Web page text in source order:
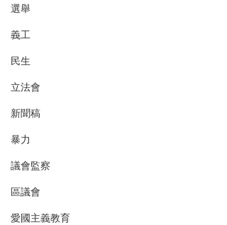
選舉
義工
民生
立法會
新聞稿
暴力
議會監察
區議會
愛國主義教育